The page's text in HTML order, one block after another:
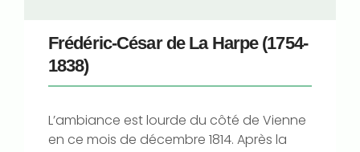
Frédéric-César de La Harpe (1754-
1838)
L’ambiance est lourde du côté de Vienne
en ce mois de décembre 1814. Après la